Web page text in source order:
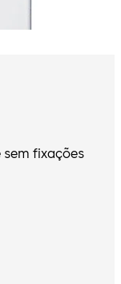
fixações